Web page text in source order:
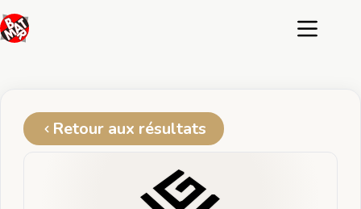
au
contenu
Retour aux résultats